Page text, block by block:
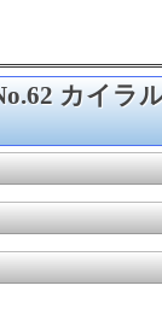
カイラ